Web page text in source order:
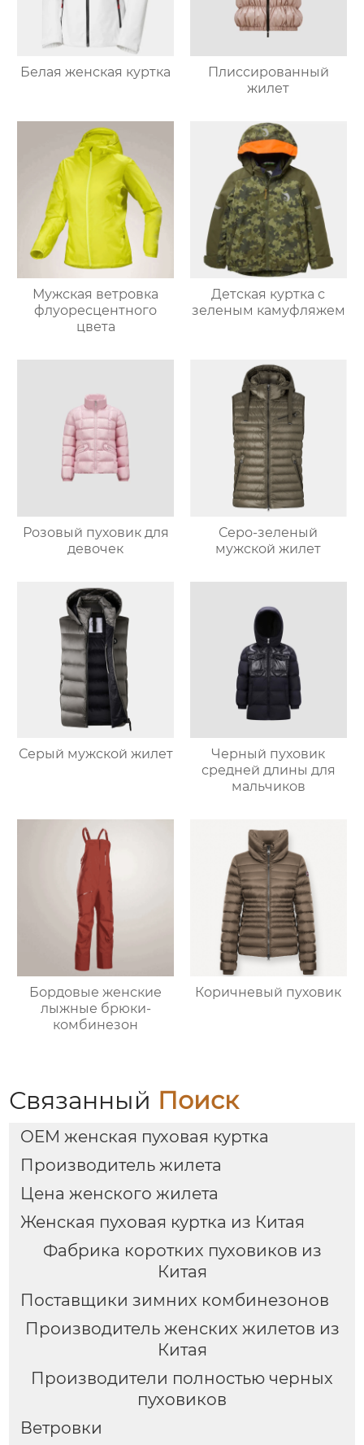
Белая женская куртка
Плиссированный
жилет
Мужская ветровка
флуоресцентного
цвета
Детская куртка с
зеленым камуфляжем
Розовый пуховик для
девочек
Серо-зеленый
мужской жилет
Серый мужской жилет
Черный пуховик
средней длины для
мальчиков
Бордовые женские
лыжные брюки-
комбинезон
Коричневый пуховик
Связанный Поиск
OEM женская пуховая куртка
Производитель жилета
Цена женского жилета
Женская пуховая куртка из Китая
Фабрика коротких пуховиков из
Китая
Поставщики зимних комбинезонов
Производитель женских жилетов из
Китая
Производители полностью черных
пуховиков
Ветровки